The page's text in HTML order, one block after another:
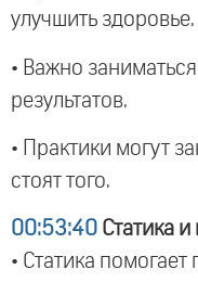
улучшить здоровье.
• Важно
результатов.
• Практики могут
стоят того.
00:53:40 Статика
• Статика